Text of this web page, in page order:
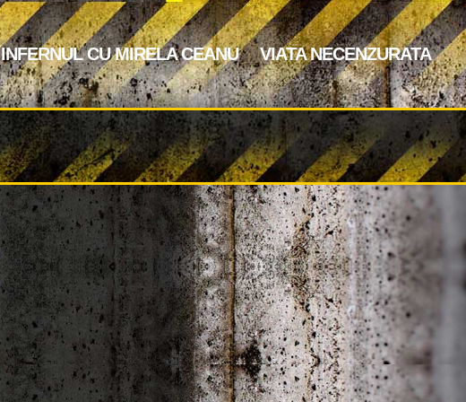
INFERNUL CU MIRELA CEANU VIATA NECENZURATA